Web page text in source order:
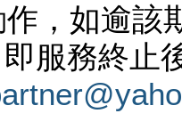
，如逾該
服務終止